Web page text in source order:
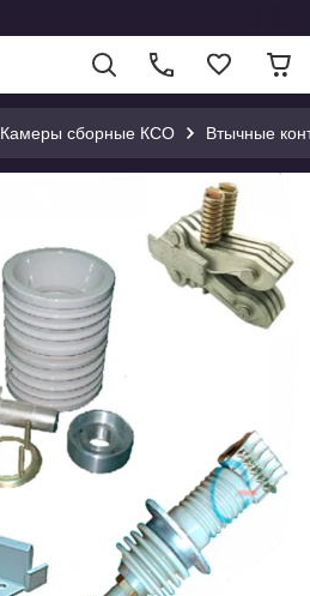
Камеры сборные КСО Втычные